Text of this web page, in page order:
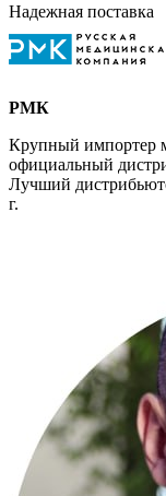
Надежная поставка
РМК
Крупный импортер
официальный
Лучший
г.